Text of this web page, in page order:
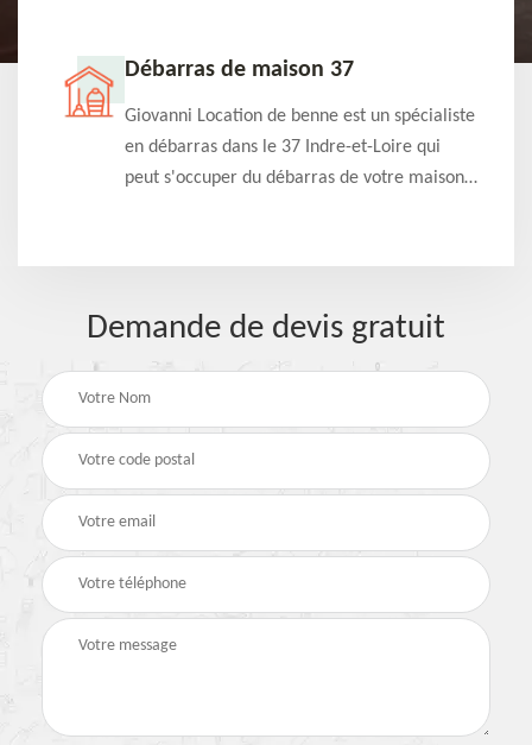
Débarras de maison 37
Giovanni Location de benne est un spécialiste
en débarras dans le 37 Indre-et-Loire qui
peut s'occuper du débarras de votre maison
Demande de devis gratuit